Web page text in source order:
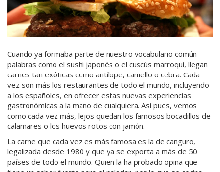
Cuando ya formaba parte de nuestro vocabulario común
palabras como el sushi japonés o el cuscús marroquí, llegan
carnes tan exóticas como antílope, camello o cebra. Cada
vez son más los restaurantes de todo el mundo, incluyendo
a los españoles, en ofrecer estas nuevas experiencias
gastronómicas a la mano de cualquiera. Así pues, vemos
como cada vez más, lejos quedan los famosos bocadillos de
calamares o los huevos rotos con jamón.
La carne que cada vez es más famosa es la de canguro,
legalizada desde 1980 y que ya se exporta a más de 50
países de todo el mundo. Quien la ha probado opina que